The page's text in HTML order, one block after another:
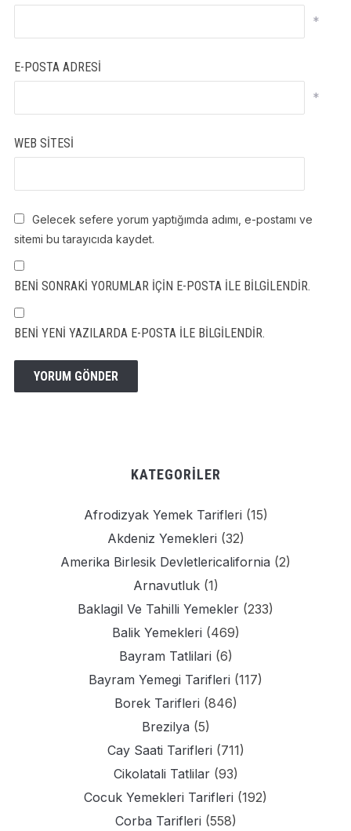
*
E-POSTA ADRESI
*
WEB SITESI
Gelecek sefere yorum yaptığımda adımı, e-postamı ve
sitemi bu tarayıcıda kaydet.
BENI SONRAKI YORUMLAR IÇIN E-POSTA ILE BILGILENDIR.
BENI YENI YAZILARDA E-POSTA ILE BILGILENDIR.
KATEGORILER
Afrodizyak Yemek Tarifleri (15)
Akdeniz Yemekleri (32)
Amerika Birlesik Devletlericalifornia (2)
Arnavutluk(1)
Baklagil Ve Tahilli Yemekler (233)
Balik Yemekleri (469)
Bayram Tatlilari (6)
Bayram Yemegi Tarifleri (117)
Borek Tarifleri (846)
Brezilya (5)
Cay Saati Tarifleri (711)
Cikolatali Tatlilar(93)
Cocuk Yemekleri Tarifleri (192)
Corba Tarifleri (558)